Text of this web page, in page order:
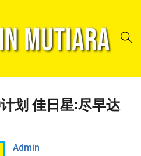
划 佳日星:尽早达
Admin